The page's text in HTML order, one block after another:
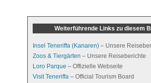
Weiterführende Links zu diesem
Insel Teneriffa (Kanaren) – Unsere
Zoos & Tiergärten – Unsere Reiseberichte
Loro Parque – Offizielle Webseite
Visit Teneriffa – Official Tourism Board